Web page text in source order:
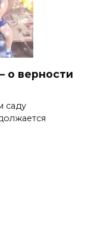
о верности
саду